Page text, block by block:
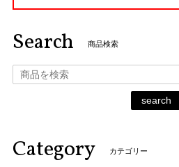
Search 商品検索
search
Category カテゴリー